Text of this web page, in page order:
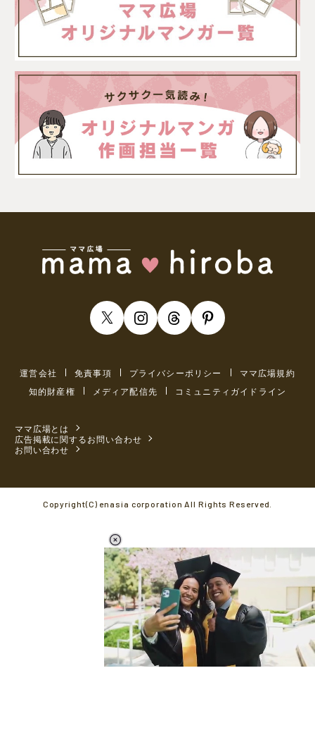
L
運営会社 免責事項 プライバシーポリシー
ママ広場規約
知的財産権
メディア配信先 コミュニティガイドライン
ママ広場とは
広告掲載に関するお問い合わせ
お問い合わせ
Copyright(C) enasia corporation All Rights Reserved.